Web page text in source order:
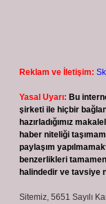
Reklam ve İletişim:
Yasal Uyarı: Bu
şirketi ile hiçbir
hazırladığımız
haber niteliği
paylaşım
benzerlikleri
halindedir ve tavsiye
Sitemiz, 5651 Sayılı